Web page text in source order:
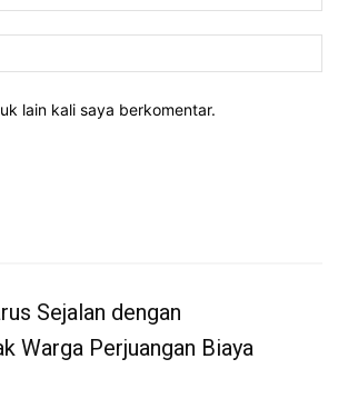
lain kali saya berkomentar.
Sejalan dengan
Warga Perjuangan Biaya